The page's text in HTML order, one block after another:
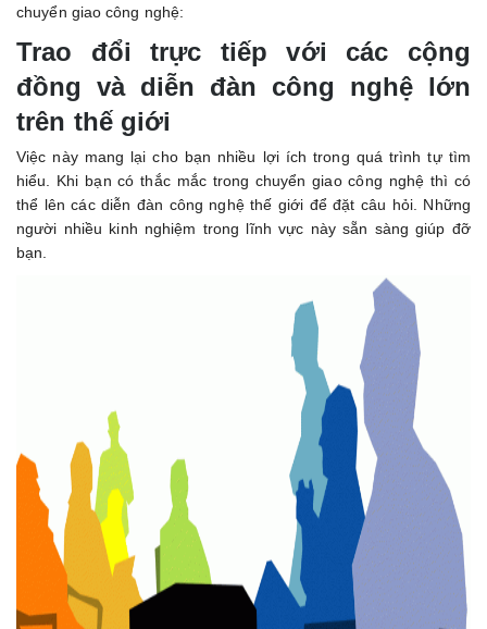
chuyển giao công nghệ:
Trao đổi trực tiếp với các cộng
đồng và diễn đàn công nghệ lớn
trên thế giới
Việc này mang lại cho bạn nhiều lợi ích trong quá trình tự tìm
hiểu. Khi bạn có thắc mắc trong chuyển giao công nghệ thì có
thể lên các diễn đàn công nghệ thế giới để đặt câu hỏi. Những
người nhiều kinh nghiệm trong lĩnh vực này sẵn sàng giúp đỡ
bạn.